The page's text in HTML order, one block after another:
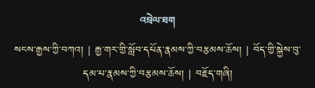
འབྲེལ་ཐག
སངས་རྒྱས་ཀྱི་བཀའ། | རྒྱ་གར་གྱི་སློབ་དཔོན་རྣམས་ཀྱི་བརྩམས་ཆོས། | བོད་གྱི་སྐྱེས་བུ་
དམ་པ་རྣམས་ཀྱི་བརྩམས་ཆོས། | བརྗོད་གཞི།